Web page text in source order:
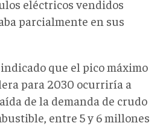
eléctricos vendidos
parcialmente en sus
que el pico máximo
para 2030 ocurriría a
de la demanda de crudo
entre 5 y 6 millones